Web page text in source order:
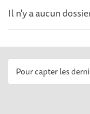
Il n'y a aucun